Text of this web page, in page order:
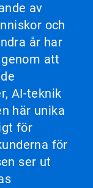
av
och
år har
att
AI-teknik
här unika
för
för
ser ut